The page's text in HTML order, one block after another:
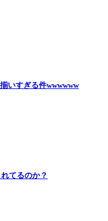
いすぎる件wwwwww
てるのか？